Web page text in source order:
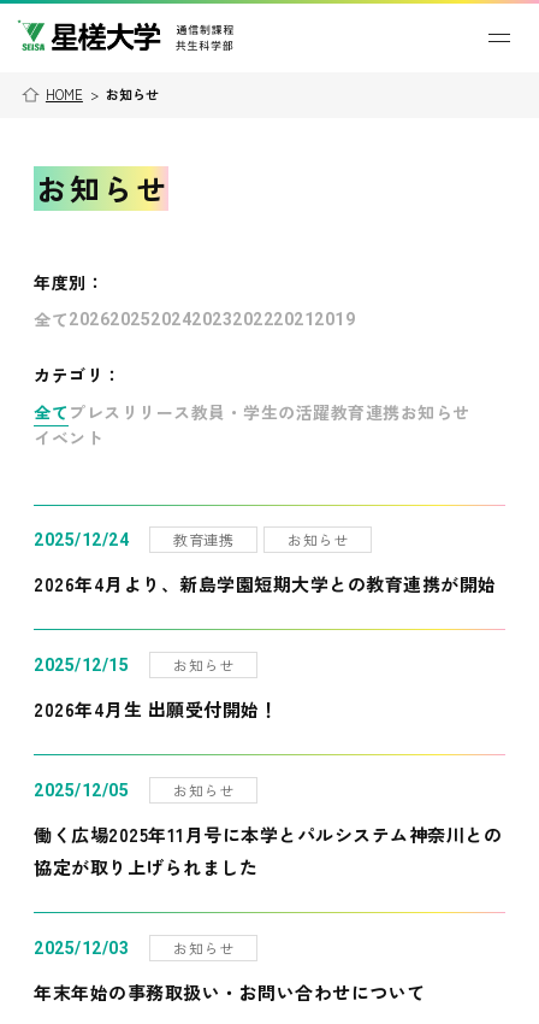
HOME > お知らせ
お知らせ
年度別 ：
全て202620252024202320222021 2019
カテゴリ：
全て プレスリリース教員・学生の活躍教育連携お知らせ
イベント
2025/12/24 教育連携 お知らせ
2026年4月より、新島学園短期大学との教育連携が開始
2025/12/15 お知らせ
2026年4月生 出願受付開始！
2025/12/05 お知らせ
働く広場2025年11月号に本学とパルシステム神奈川との
協定が取り上げられました
2025/12/03 お知らせ
年末年始の事務取扱い・お問い合わせについて